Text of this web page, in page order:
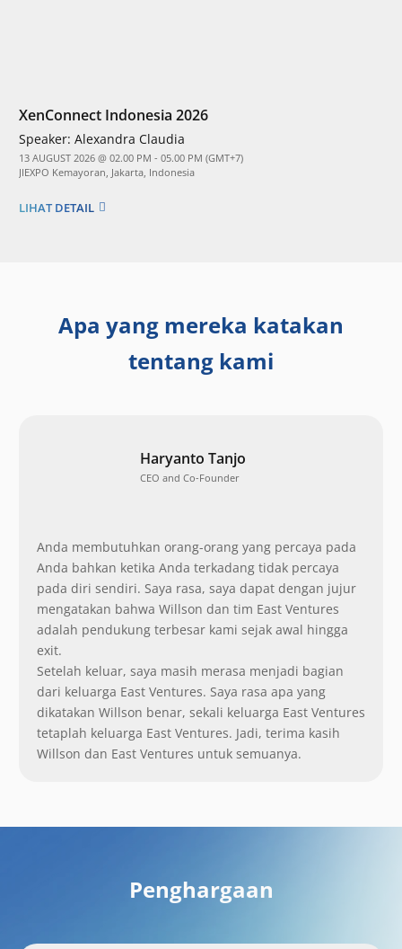
XenConnect Indonesia 2026
Speaker: Alexandra Claudia
13 AUGUST 2026 @ 02.00 PM - 05.00 PM (GMT+7)
JIEXPO Kemayoran, Jakarta, Indonesia
LIHAT DETAIL
Apa yang mereka katakan
tentang kami
Haryanto Tanjo
CEO and Co-Founder
Anda membutuhkan orang-orang yang percaya pada
Anda bahkan ketika Anda terkadang tidak percaya
pada diri sendiri. Saya rasa, saya dapat dengan jujur
mengatakan bahwa Willson dan tim East Ventures
adalah pendukung terbesar kami sejak awal hingga
exit.
Setelah keluar, saya masih merasa menjadi bagian
dari keluarga East Ventures. Saya rasa apa yang
dikatakan Willson benar, sekali keluarga East Ventures
tetaplah keluarga East Ventures. Jadi, terima kasih
Willson dan East Ventures untuk semuanya.
Penghargaan